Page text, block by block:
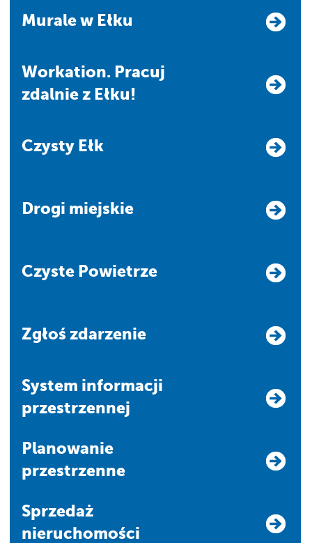
Murale w Ełku
Workation. Pracuj
zdalnie z Ełku!
Czysty Ełk
Drogi miejskie
Czyste Powietrze
Zgłoś zdarzenie
system informacji
przestrzennej
Planowanie
przestrzenne
Sprzedaż
nieruchomości